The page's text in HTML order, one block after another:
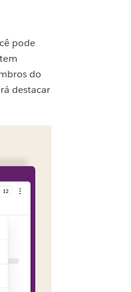
pode
do
destacar